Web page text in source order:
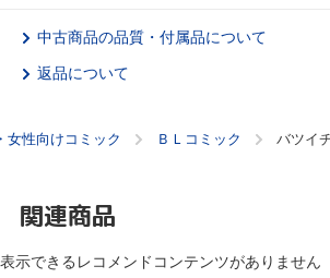
中古商品の品質・付属品について
返品について
女性向けコミック ＢＬコミック バツイ
関連商品
表示できるレコメンドコンテンツがありません